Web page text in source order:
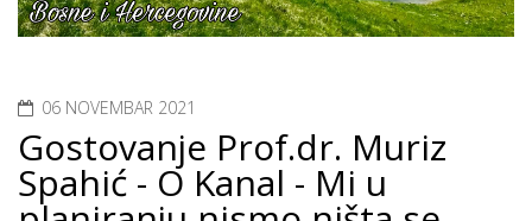
06 NOVEMBAR 2021
Gostovanje Prof.dr. Muriz
Spahić - O Kanal - Mi u